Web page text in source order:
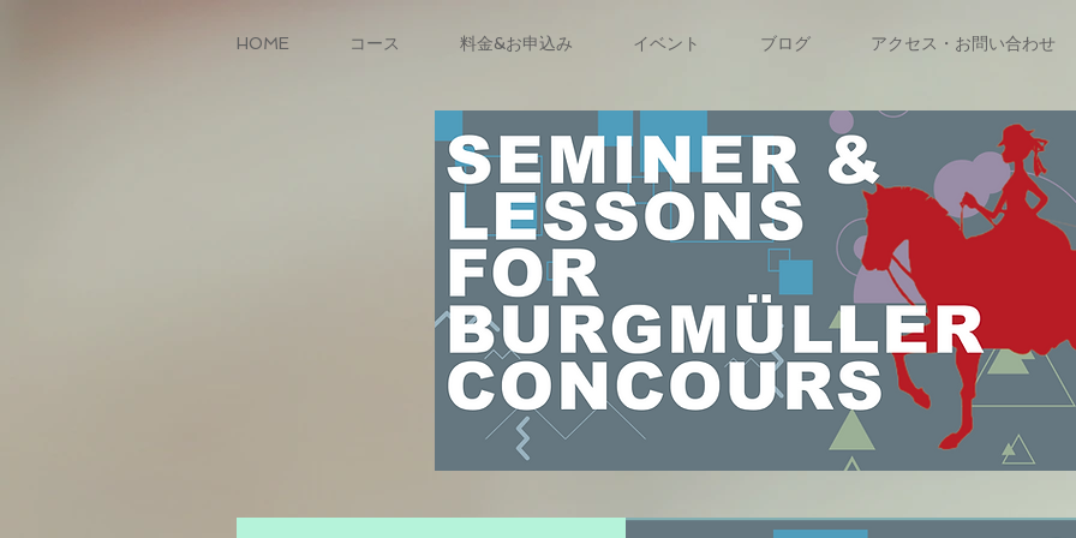
HOME コース 料金&お申込み イベント ブログ アクセス・お問い合わせ